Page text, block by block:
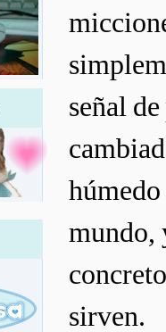
señal
húmedo
mundo,
sirven.